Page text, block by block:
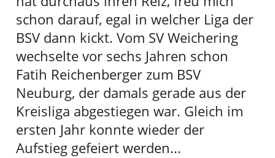
schon darauf, egal in welcher Liga der
BSV dann kickt. Vom SV Weichering
wechselte vor sechs Jahren schon
Fatih Reichenberger zum BSV
Neuburg, der damals gerade aus der
Kreisliga abgestiegen war. Gleich im
ersten Jahr konnte wieder der
Aufstieg gefeiert werden...